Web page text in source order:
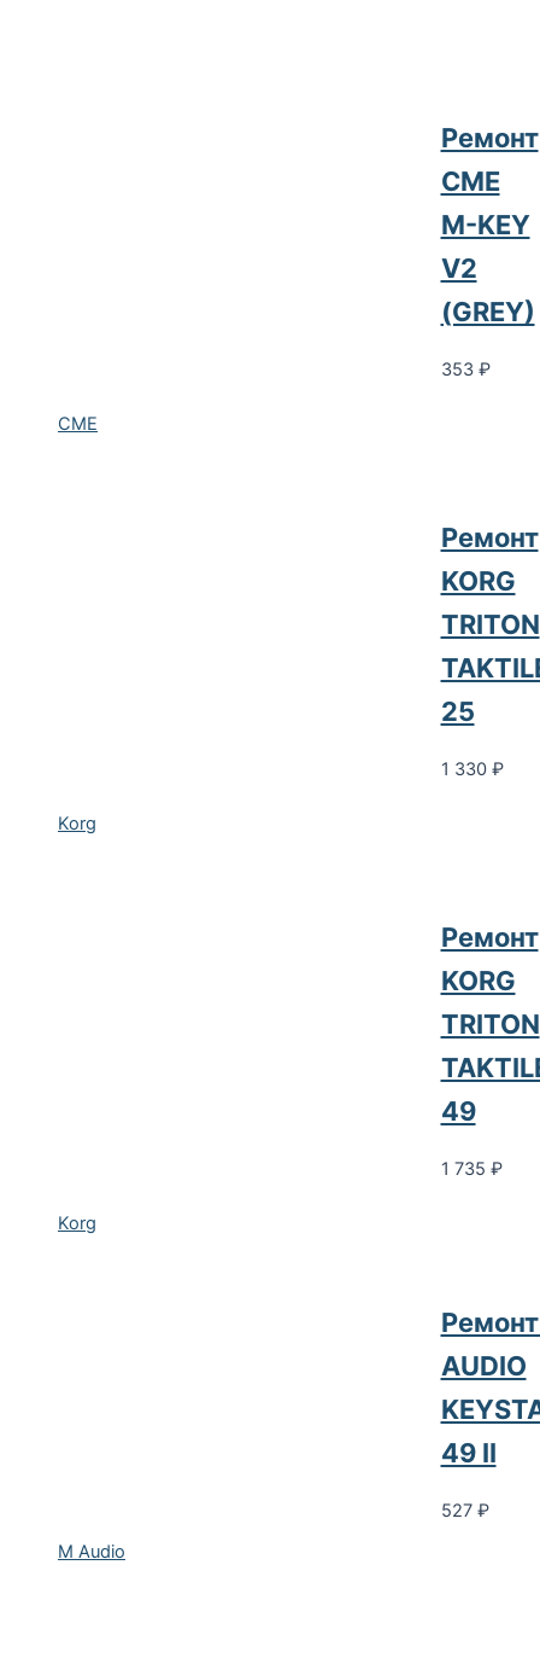
CME
Ремонт
CME
M-KEY
V2
(GREY)
353 ₽
Korg
Ремонт
KORG
TRITON
25
1 330 ₽
Korg
Ремонт
KORG
TRITON
49
1 735 ₽
M Audio
AUDIO
49 II
527 ₽